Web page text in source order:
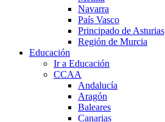
Navarra
País Vasco
Principado de Asturias
Región de Murcia
Educación
Ir a Educación
CCAA
Andalucía
Aragón
Baleares
Canarias